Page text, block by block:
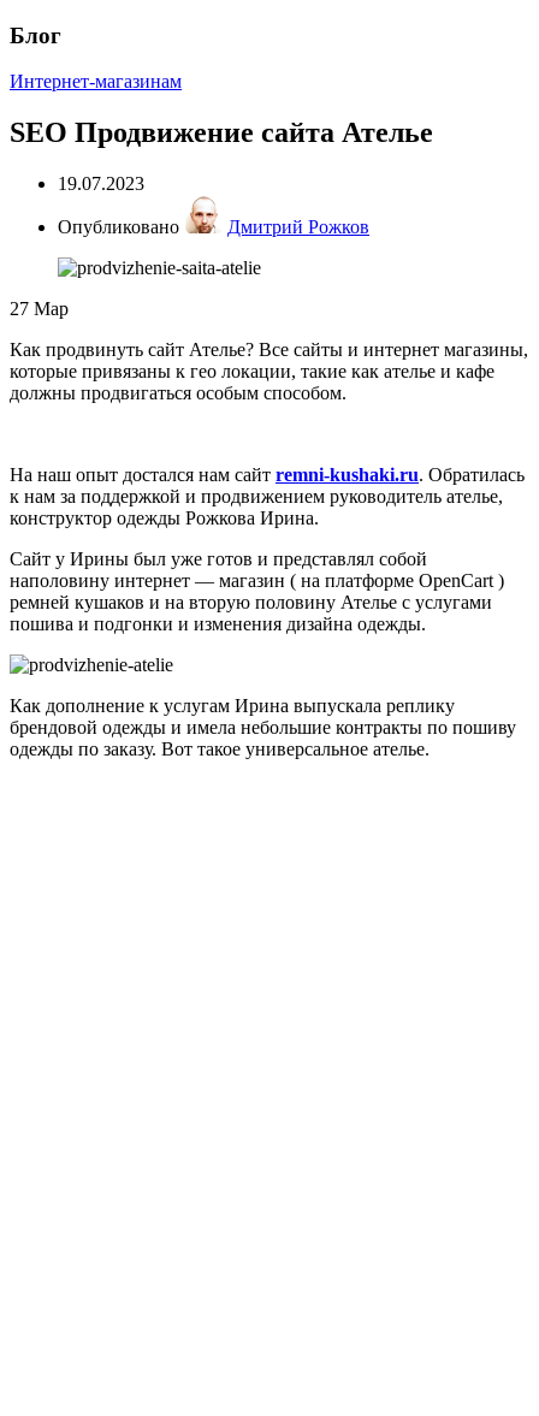
Блог
Интернет-магазинам
SEO Продвижение сайта Ателье
19.07.2023
Опубликовано Дмитрий Рожков
27 Мар
Как продвинуть сайт Ателье? Все сайты и интернет магазины,
которые привязаны к гео локации, такие как ателье и кафе
должны продвигаться особым способом.
На наш опыт достался нам сайт remni-kushaki.ru. Обратилась
к нам за поддержкой и продвижением руководитель ателье,
конструктор одежды Рожкова Ирина.
Сайт у Ирины был уже готов и представлял собой
наполовину интернет — магазин ( на платформе OpenCart )
ремней кушаков и на вторую половину Ателье с услугами
пошива и подгонки и изменения дизайна одежды.
Как дополнение к услугам Ирина выпускала реплику
брендовой одежды и имела небольшие контракты по пошиву
одежды по заказу. Вот такое универсальное ателье.